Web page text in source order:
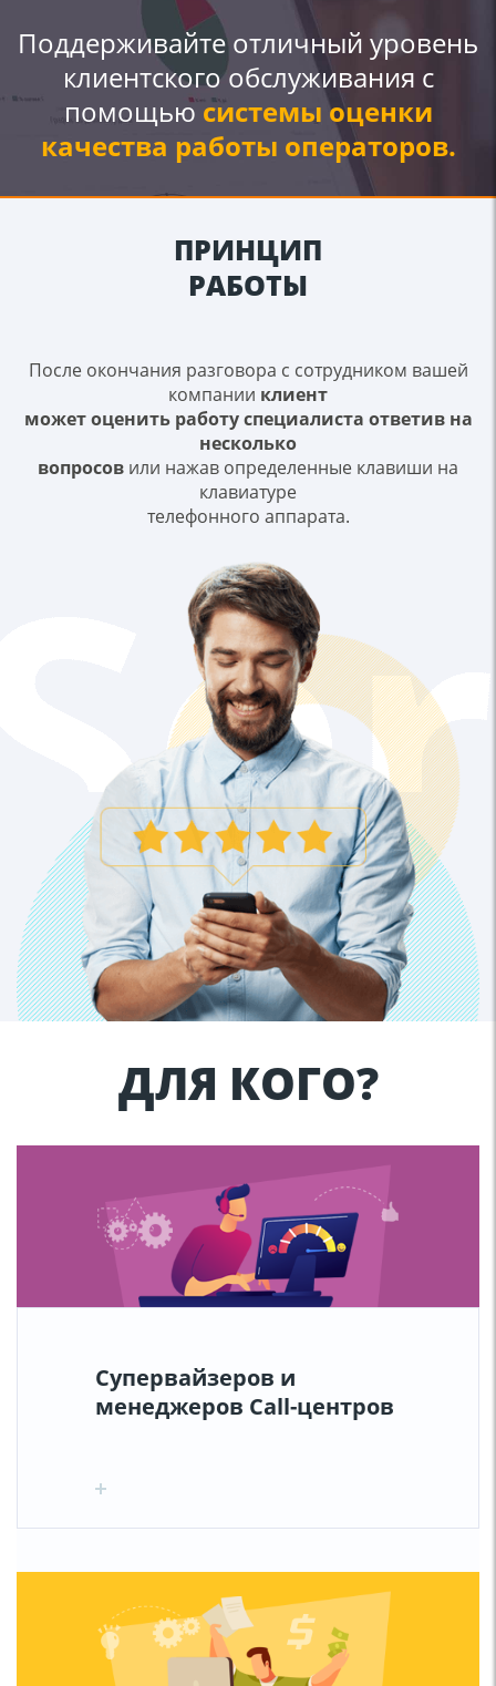
Поддерживайте отличный уровень
клиентского обслуживания с
помощьюсистемы оценки
качества работы операторов.
ПРИНЦИП
РАБОТЫ
После окончания разговора с сотрудником вашей
компании клиент
может оценить работу специалиста ответив на
несколько
вопросов или нажав определенные клавиши на
клавиатуре
телефонного аппарата.
ДЛЯ КОГО?
Супервайзеров и
менеджеров Call-центров